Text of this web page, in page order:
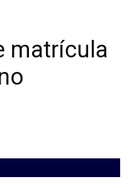
matrícula